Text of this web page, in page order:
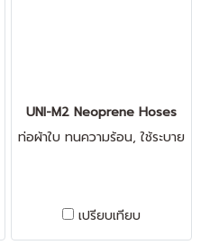
UNI-M2 Neoprene Hoses
ท่อผ้าใบ ทนความร้อน, ใช้ระบาย
เปรียบเทียบ